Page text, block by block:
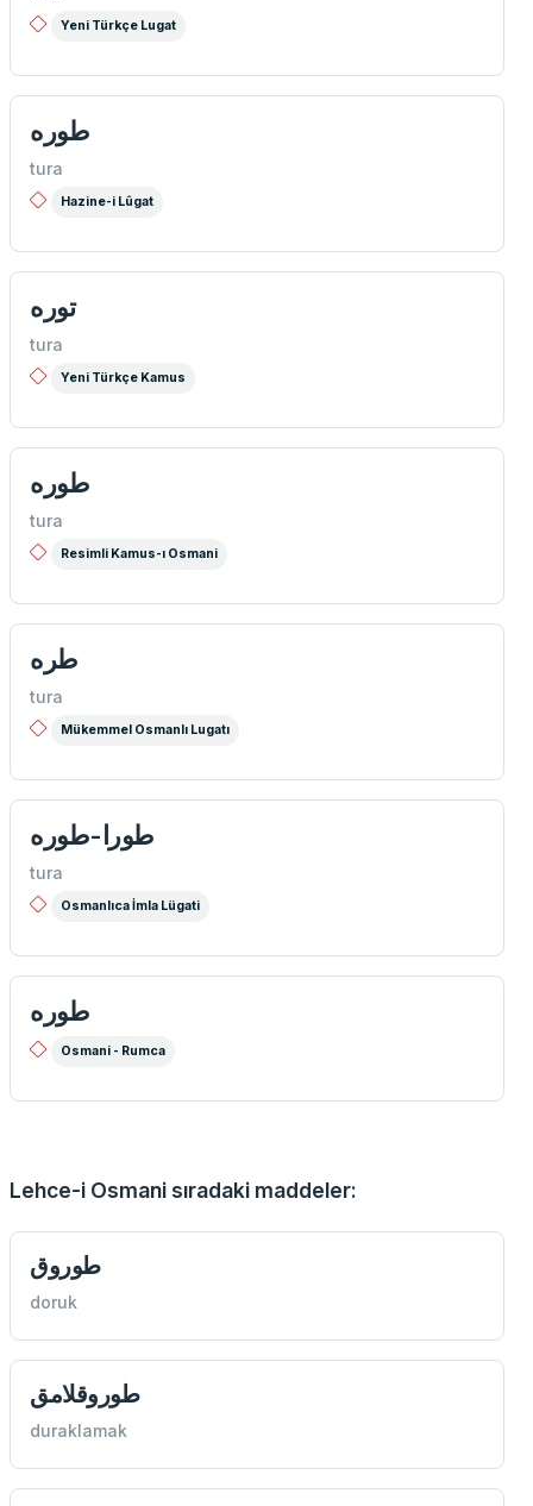
Yeni Türkçe Lugat
طوره
tura
Hazine-i Lûgat
توره
tura
Yeni Türkçe Kamus
طوره
tura
Resimli Kamus-ı Osmani
طره
tura
Mükemmel Osmanlı Lugatı
tura
Osmanlıca İmla Lügati
طوره
Osmani - Rumca
Lehce-i Osmani sıradaki maddeler:
طوروق
doruk
طوروقلامق
duraklamak